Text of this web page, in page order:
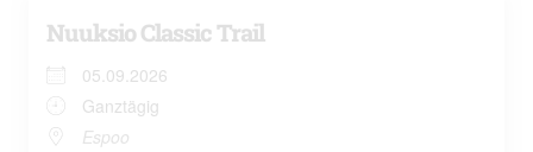
Nuuksio Classic Trail
05.09.2026
Ganztägig
Espoo